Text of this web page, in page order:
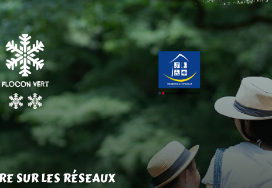
SUR LES RÉSEAUX